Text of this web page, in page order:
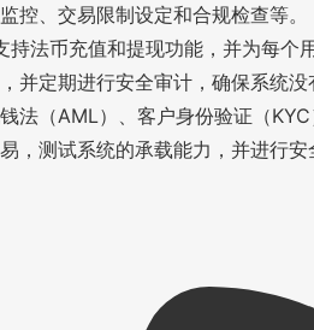
控、交易限制设定和合规检查等。
法币充值和提现功能，并为每
定期进行安全审计，确保系统
法（AML）、客户身份验证（
，测试系统的承载能力，并进行